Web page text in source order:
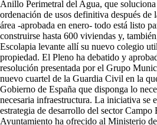
Anillo Perimetral del Agua, que
ordenación de usos definitiva después de
área -aprobada en enero- todo está listo
construirse hasta 600 viviendas y,
Escolapia levante allí su nuevo colegio
propiedad. El Pleno ha debatido y
resolución presentada por el Grupo
nuevo cuartel de la Guardia Civil en la
Gobierno de España que disponga lo
necesaria infraestructura. La iniciativa se
estrategia de desarrollo del sector Campo
Ayuntamiento ha ofrecido al Ministerio